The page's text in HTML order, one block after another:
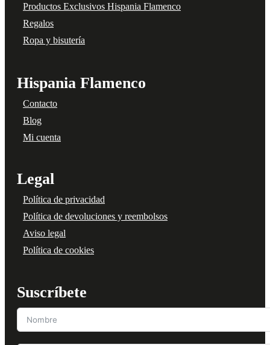
Productos Exclusivos Hispania Flamenco
Regalos
Ropa y bisutería
Hispania Flamenco
Contacto
Blog
Mi cuenta
Legal
Política de privacidad
Política de devoluciones y reembolsos
Aviso legal
Política de cookies
Suscríbete